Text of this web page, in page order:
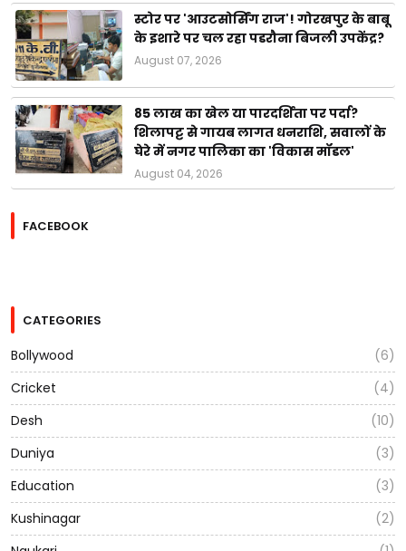
स्टोर पर 'आउटसोर्सिंग राज'! गोरखपुर के बाबू
के इशारे पर चल रहा पडरौना बिजली उपकेंद्र?
August 07, 2026
85 लाख का खेल या पारदर्शिता पर पर्दा?
शिलापट्ट से गायब लागत धनराशि, सवालों के
घेरे में नगर पालिका का 'विकास मॉडल'
August 04, 2026
FACEBOOK
CATEGORIES
Bollywood
(6)
Cricket
(4)
Desh
(10)
Duniya
(3)
Education
(3)
Kushinagar
(2)